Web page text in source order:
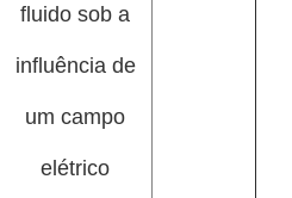
fluido sob a
influência de
um campo
elétrico